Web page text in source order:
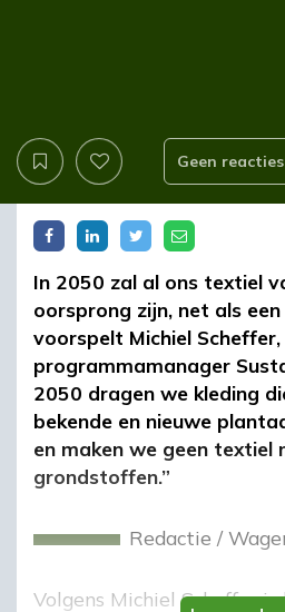
Geen reacties
In 2050 zal al ons textiel
oorsprong zijn, net als
voorspelt Michiel Scheffer,
programmamanager
2050 dragen we kleding
bekende en nieuwe
en maken we geen textiel
grondstoffen.”
Redactie /
Volgens Michiel Scheffer